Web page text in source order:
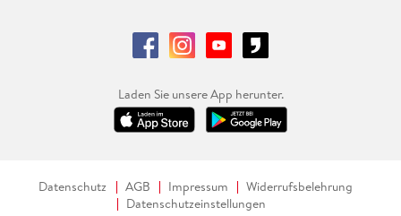
Laden Sie unsere App herunter.
Datenschutz AGB Impressum
Widerrufsbelehrung
Datenschutzeinstellungen